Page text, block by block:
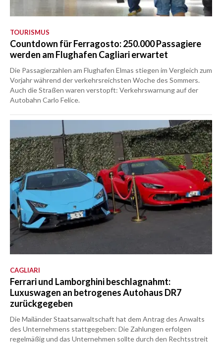
TOURISMUS
Countdown für Ferragosto: 250.000 Passagiere
werden am Flughafen Cagliari erwartet
Die Passagierzahlen am Flughafen Elmas stiegen im Vergleich zum
Vorjahr während der verkehrsreichsten Woche des Sommers.
Auch die Straßen waren verstopft: Verkehrswarnung auf der
Autobahn Carlo Felice.
CAGLIARI
Ferrari und Lamborghini beschlagnahmt:
Luxuswagen an betrogenes Autohaus DR7
zurückgegeben
Die Mailänder Staatsanwaltschaft hat dem Antrag des Anwalts
des Unternehmens stattgegeben: Die Zahlungen erfolgen
regelmäßig und das Unternehmen sollte durch den Rechtsstreit